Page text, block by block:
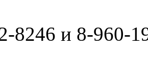
8246 и 8-960-